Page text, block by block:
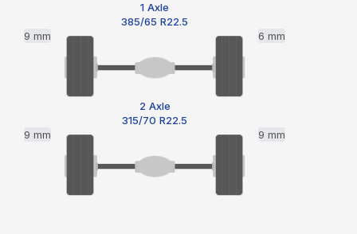
1 Axle
385/65 R22.5
9 mm
6 mm
2 Axle
315/70 R22.5
9 mm
9 mm